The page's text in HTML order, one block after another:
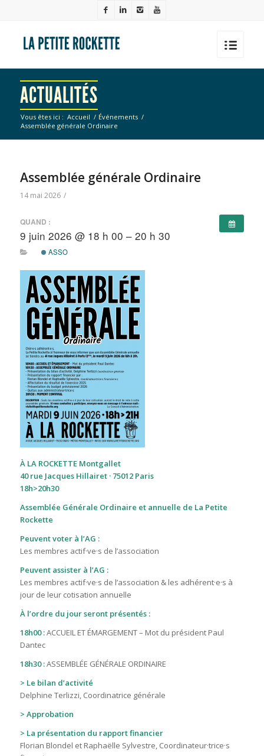
ACTUALITÉS
Vous êtes ici : Accueil / Événements /
Assemblée générale Ordinaire
Assemblée générale Ordinaire
14 mai 2026 /
QUAND :
9 juin 2026 @ 18 h 00 – 20 h 30
ASSO
À LA ROCKETTE Montgallet
40 rue Jacques Hillairet · 75012 Paris
18h>20h30
Assemblée Générale Ordinaire et annuelle de La Petite
Rockette
Peuvent voter à l’AG :
Les membres actif·ve·s de l’association
Peuvent assister à l’AG :
Les membres actif·ve·s de l’association & les adhérent·e·s à
jour de leur cotisation annuelle
À l’ordre du jour seront présentés :
18h00 :ACCUEIL ET ÉMARGEMENT – Mot du président Paul
Dantec
18h30 :ASSEMBLÉE GÉNÉRALE ORDINAIRE
> Le bilan d’activité
Delphine Terlizzi, Coordinatrice générale
> Approbation
> La présentation du rapport financier
Florian Blondel et Raphaëlle Sylvestre, Coordinateur·trice·s